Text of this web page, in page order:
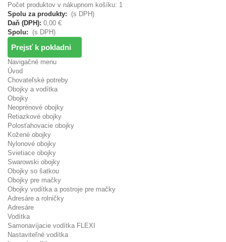
Počet produktov v nákupnom košíku: 1
Spolu za produkty:
(s DPH)
Daň (DPH): 0,00 €
Spolu:
(s DPH)
Prejsť k pokladni
Navigačné menu
Úvod
Chovateľské potreby
Obojky a vodítka
Obojky
Neoprénové obojky
Retiazkové obojky
Polosťahovacie obojky
Kožené obojky
Nylonové obojky
Svietiace obojky
Swarowski obojky
Obojky so šatkou
Obojky pre mačky
Obojky vodítka a postroje pre mačky
Adresáre a rolničky
Adresáre
Vodítka
Samonavíjacie vodítka FLEXI
Nastaviteľné vodítka